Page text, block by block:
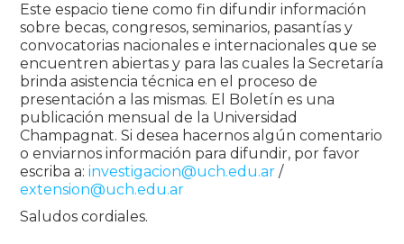
Este espacio tiene como fin difundir información
sobre becas, congresos, seminarios, pasantías y
convocatorias nacionales e internacionales que se
encuentren abiertas y para las cuales la Secretaría
brinda asistencia técnica en el proceso de
presentación a las mismas. El Boletín es una
publicación mensual de la Universidad
Champagnat. Si desea hacernos algún comentario
o enviarnos información para difundir, por favor
escriba a: investigacion@uch.edu.ar /
extension@uch.edu.ar
Saludos cordiales.